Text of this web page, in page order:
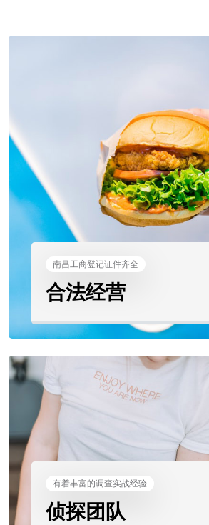
南昌工商登记证件齐全
合法经营
有着丰富的调查实战经验
侦探团队